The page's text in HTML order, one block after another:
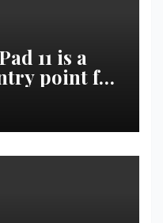
11 is a
point for